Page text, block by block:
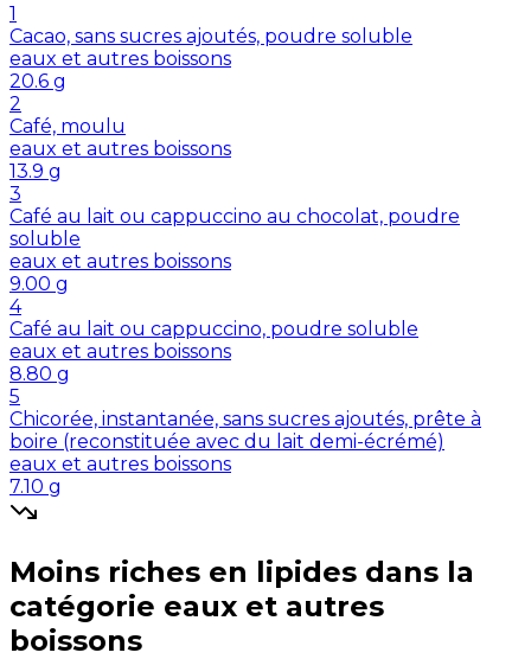
1
Cacao, sans sucres ajoutés, poudre soluble
eaux et autres boissons
20.6 g
2
Café, moulu
eaux et autres boissons
13.9 g
3
Café au lait ou cappuccino au chocolat, poudre
soluble
eaux et autres boissons
9.00 g
4
Café au lait ou cappuccino, poudre soluble
eaux et autres boissons
8.80 g
5
Chicorée, instantanée, sans sucres ajoutés, prête à
boire (reconstituée avec du lait demi-écrémé)
eaux et autres boissons
7.10 g
Moins riches en lipides dans la
catégorie eaux et autres
boissons